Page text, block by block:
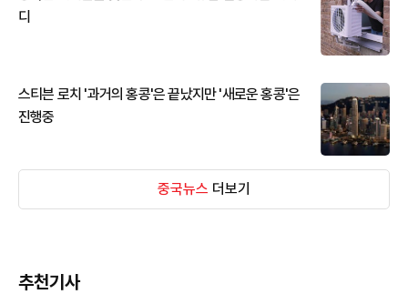
디
스티븐 로치 '과거의 홍콩'은 끝났지만 '새로운 홍콩'은
진행중
중국뉴스 더보기
추천기사